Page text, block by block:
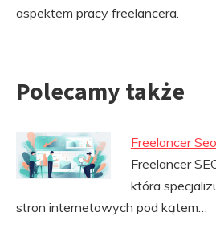
aspektem pracy freelancera.
Polecamy także
Freelancer
Freelancer
która
stron internetowych pod kątem…